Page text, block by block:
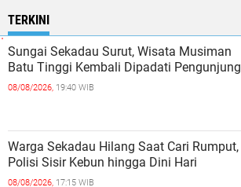
TERKINI
Sungai Sekadau Surut, Wisata Musiman
Batu Tinggi Kembali Dipadati Pengunjung
08/08/2026, 19:40 WIB
Warga Sekadau Hilang Saat Cari Rumput,
Polisi Sisir Kebun hingga Dini Hari
08/08/2026, 17:15 WIB